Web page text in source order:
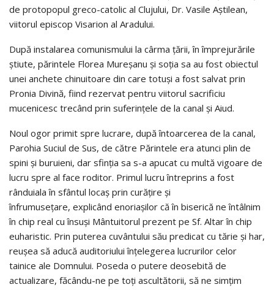
de protopopul greco-catolic al Clujului, Dr. Vasile Aştilean,
viitorul episcop Visarion al Aradului.
După instalarea comunismului la cârma ţării, în împrejurările
ştiute, părintele Florea Mureşanu şi soţia sa au fost obiectul
unei anchete chinuitoare din care totuşi a fost salvat prin
Pronia Divină, fiind rezervat pentru viitorul sacrificiu
mucenicesc trecând prin suferinţele de la canal şi Aiud.
Noul ogor primit spre lucrare, după întoarcerea de la canal,
Parohia Suciul de Sus, de către Părintele era atunci plin de
spini şi buruieni, dar sfinţia sa s-a apucat cu multă vigoare de
lucru spre al face roditor. Primul lucru întreprins a fost
rânduiala în sfântul locaş prin curăţire şi
înfrumuseţare, explicând enoriaşilor că în biserică ne întâlnim
în chip real cu însuşi Mântuitorul prezent pe Sf. Altar în chip
euharistic. Prin puterea cuvântului său predicat cu tărie şi har,
reuşea să aducă auditoriului înţelegerea lucrurilor celor
tainice ale Domnului. Poseda o putere deosebită de
actualizare, făcându-ne pe toţi ascultătorii, să ne simţim